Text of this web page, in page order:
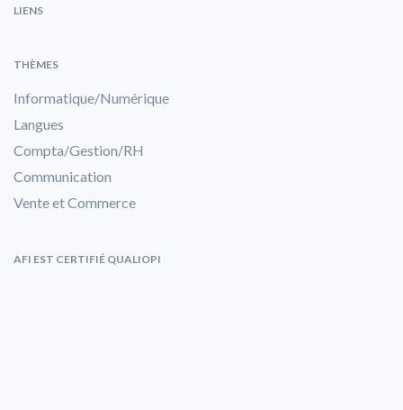
LIENS
THÈMES
Informatique/Numérique
Langues
Compta/Gestion/RH
Communication
Vente et Commerce
AFI EST CERTIFIÉ QUALIOPI